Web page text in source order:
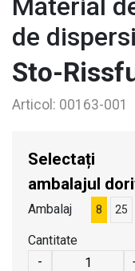
Material
de
Sto-
Articol: 00163-001
Selectați
ambalajul
Ambalaj 8 25
Cantitate
-